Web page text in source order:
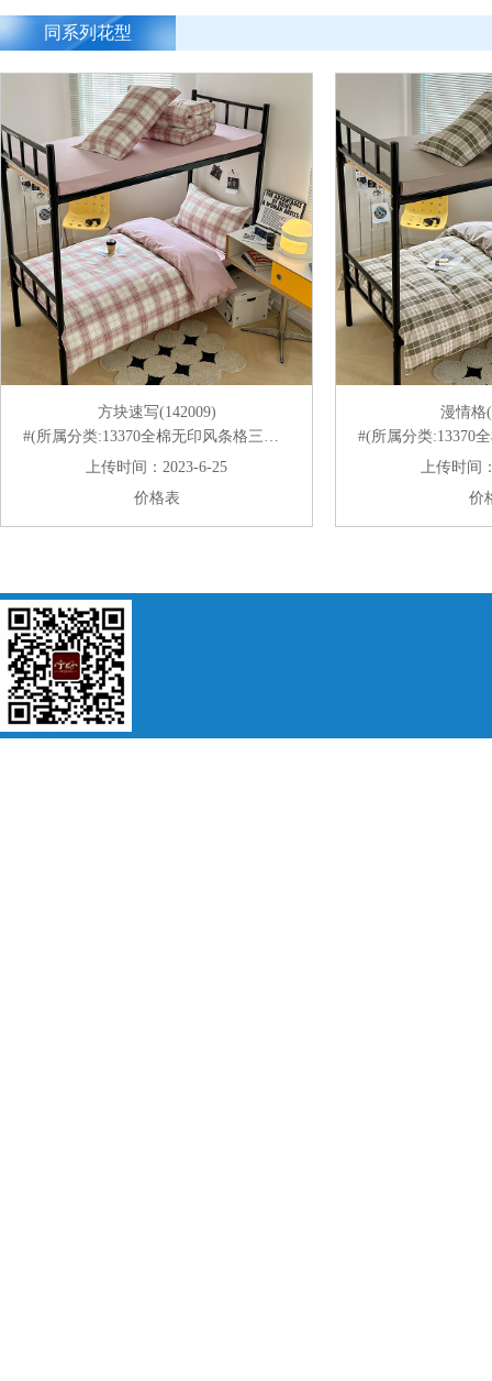
同系列花型
方块速写(142009)
#(所属分类:13370全棉无印风条格三件套)
上传时间：2023-6-25
价格表
漫情格
#(所属分类:13370全
上传时间
价